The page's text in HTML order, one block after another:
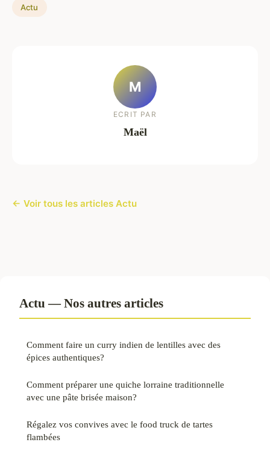
Actu
M
ECRIT PAR
Maël
← Voir tous les articles Actu
Actu — Nos autres articles
Comment faire un curry indien de lentilles avec des
épices authentiques?
Comment préparer une quiche lorraine traditionnelle
avec une pâte brisée maison?
Régalez vos convives avec le food truck de tartes
flambées